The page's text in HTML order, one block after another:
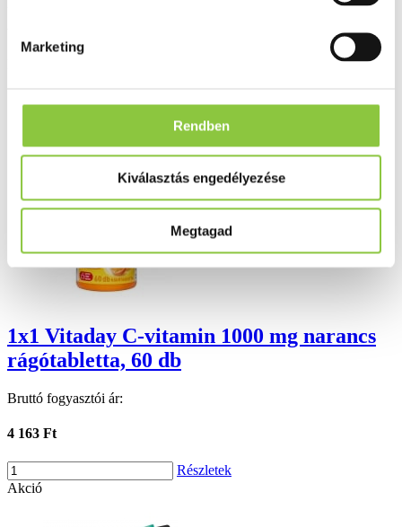
Marketing
Rendben
Kiválasztás engedélyezése
Megtagad
1x1 Vitaday C-vitamin 1000 mg narancs
rágótabletta, 60 db
Bruttó fogyasztói ár:
4 163 Ft
Részletek
Akció